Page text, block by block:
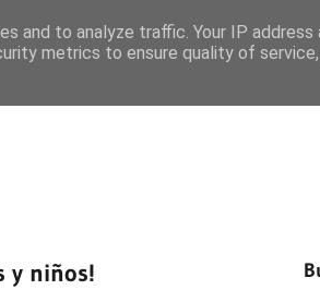
y niños!
and to analyze traffic. Your IP address
metrics to ensure quality of